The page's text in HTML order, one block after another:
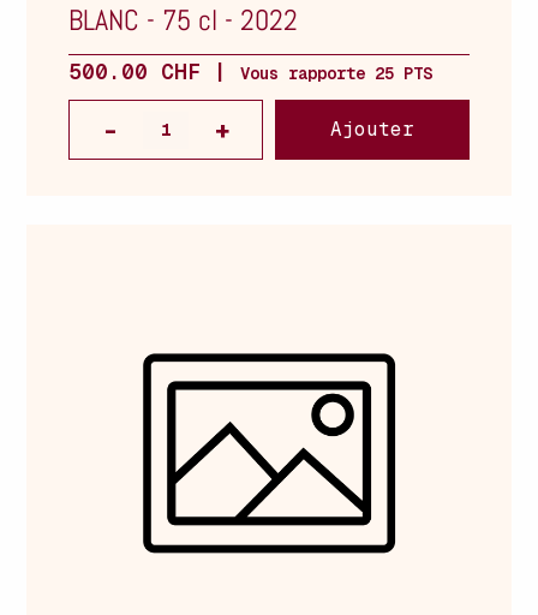
BLANC - 75 cl - 2022
500.00 CHF | Vous rapporte 25 PTS
Ajouter